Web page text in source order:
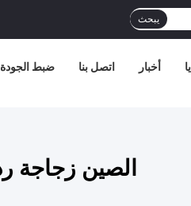
يبحث
ضبط الجودة اتصل بنا أخبار
الصين زجاجة